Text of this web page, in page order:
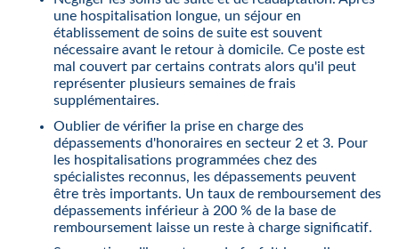
une hospitalisation longue, un séjour en
établissement de soins de suite est souvent
nécessaire avant le retour à domicile. Ce poste est
mal couvert par certains contrats alors qu'il peut
représenter plusieurs semaines de frais
supplémentaires.
Oublier de vérifier la prise en charge des
dépassements d'honoraires en secteur 2 et 3. Pour
les hospitalisations programmées chez des
spécialistes reconnus, les dépassements peuvent
être très importants. Un taux de remboursement des
dépassements inférieur à 200 % de la base de
remboursement laisse un reste à charge significatif.